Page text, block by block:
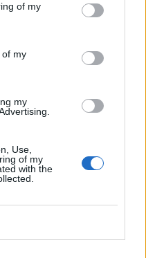
of my
of my
my
Use,
of my
with the
y sorbetes